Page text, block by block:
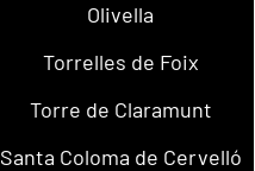
Olivella
Torrelles de Foix
Torre de Claramunt
Santa Coloma de Cervelló